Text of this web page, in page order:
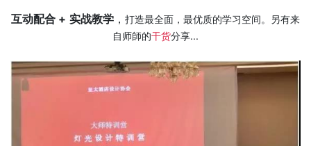
互动配合 + 实战教学 ， 打造最全面，最优质的学习空间。另有来
自师師的干货分享...